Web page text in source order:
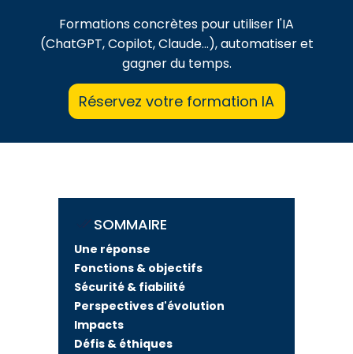
Formations concrètes pour utiliser l'IA
(ChatGPT, Copilot, Claude...), automatiser et
gagner du temps.
Réservez votre formation IA
SOMMAIRE
Une réponse
Fonctions & objectifs
Sécurité & fiabilité
Perspectives d'évolution
Impacts
Défis & éthiques